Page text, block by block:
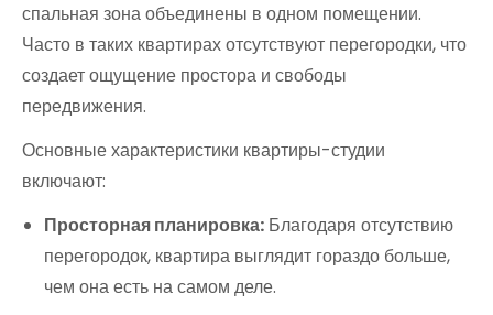
спальная зона объединены в одном помещении.
Часто в таких квартирах отсутствуют перегородки, что
создает ощущение простора и свободы
передвижения.
Основные характеристики квартиры-студии
включают:
Просторная планировка: Благодаря отсутствию
перегородок, квартира выглядит гораздо больше,
чем она есть на самом деле.